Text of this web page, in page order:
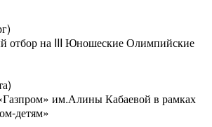
отбор на III Юношеские Олимпийские
им.Алины Кабаевой в рамках
детям»